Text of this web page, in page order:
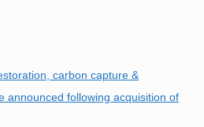
carbon capture &
announced following acquisition of